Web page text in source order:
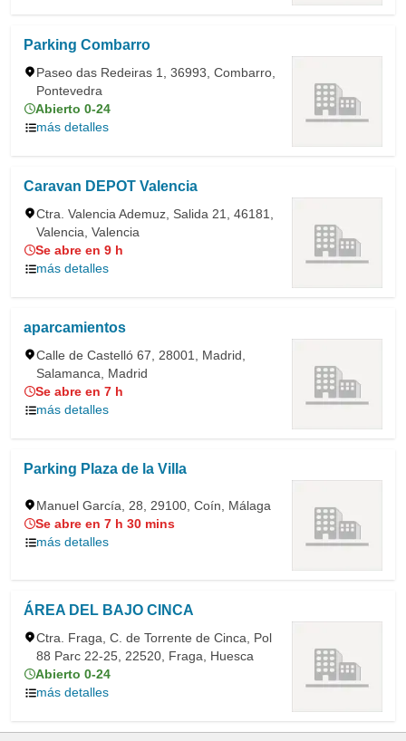
Parking Combarro
Paseo das Redeiras 1, 36993, Combarro,
Pontevedra
Abierto 0-24
más detalles
Caravan DEPOT Valencia
Ctra. Valencia Ademuz, Salida 21, 46181,
Valencia, Valencia
Se abre en 9 h
más detalles
aparcamientos
Calle de Castelló 67, 28001, Madrid,
Salamanca, Madrid
Se abre en 7 h
más detalles
Parking Plaza de la Villa
Manuel García, 28, 29100, Coín, Málaga
Se abre en 7 h 30 mins
más detalles
ÁREA DEL BAJO CINCA
Ctra. Fraga, C. de Torrente de Cinca, Pol
88 Parc 22-25, 22520, Fraga, Huesca
Abierto 0-24
más detalles